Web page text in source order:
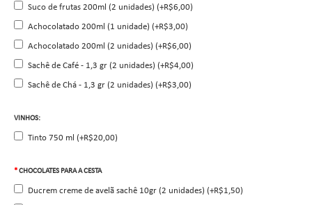
Suco de frutas 200ml (2 unidades) (+R$6,00)
Achocolatado 200ml (1 unidade) (+R$3,00)
Achocolatado 200ml (2 unidades) (+R$6,00)
Sachê de Café - 1,3 gr (2 unidades) (+R$4,00)
Sachê de Chá - 1,3 gr (2 unidades) (+R$3,00)
VINHOS:
Tinto 750 ml (+R$20,00)
CHOCOLATES PARA A CESTA
Ducrem creme de avelã sachê 10gr (2 unidades) (+R$1,50)